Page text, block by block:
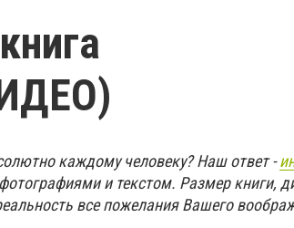
каждому человеку? Наш ответ -
и текстом. Размер книги,
все пожелания Вашего